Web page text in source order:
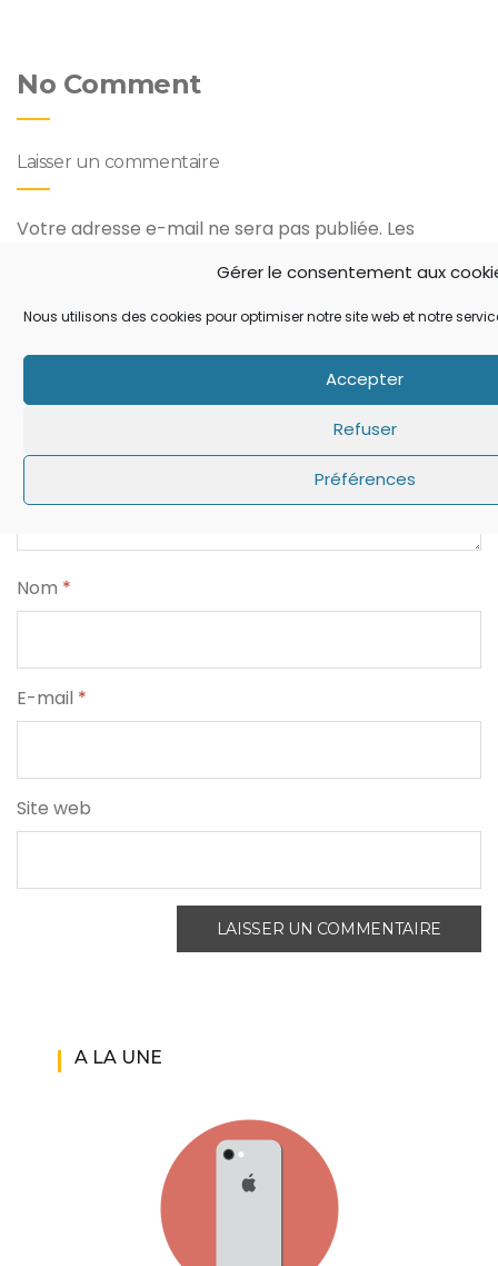
Gérer le consentement aux
Nous utilisons des cookies pour optimiser notre site web et notre
Accepter
Refuser
Préférences
No Comment
Laisser un commentaire
Votre adresse e-mail ne sera pas publiée. Les
Nom *
E-mail *
Site web
A LA UNE